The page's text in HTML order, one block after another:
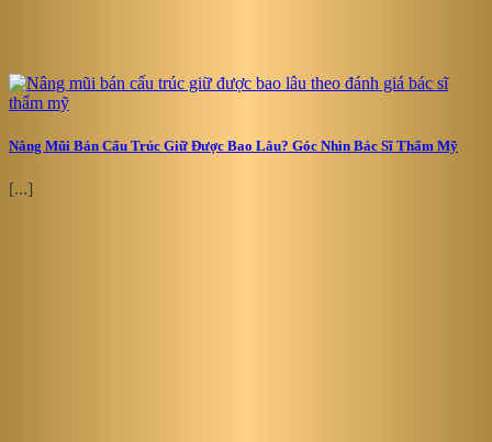
Nâng Mũi Bán Cấu Trúc Giữ Được Bao Lâu? Góc Nhìn Bác Sĩ Thẩm Mỹ
[...]